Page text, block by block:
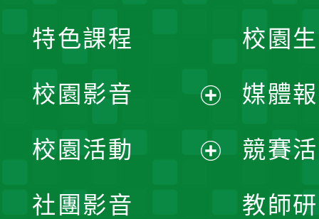
校園
媒體
競賽
教師
特色課程
校園影音
開
校園活動
社團影音